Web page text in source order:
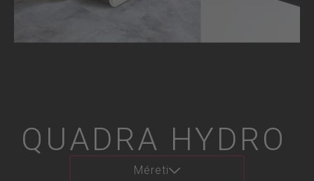
QUADRA HYDRO
Méreti